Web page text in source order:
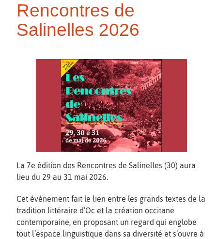
Rencontres de
Salinelles 2026
La 7e édition des Rencontres de Salinelles (30) aura
lieu du 29 au 31 mai 2026.
Cet événement fait le lien entre les grands textes de la
tradition littéraire d’Oc et la création occitane
contemporaine, en proposant un regard qui englobe
tout l’espace linguistique dans sa diversité et s’ouvre à